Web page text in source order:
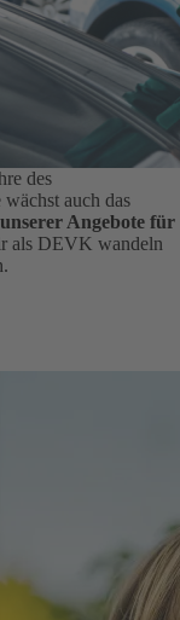
des
auch das
Angebote für
als DEVK wandeln